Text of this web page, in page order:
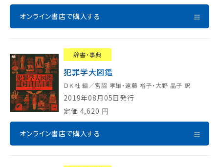
オンライン書店で購入する
辞書・事典
犯罪学大図鑑
ＤＫ社 編／宮脇 孝雄・遠藤 裕子・大野 晶子 訳
2019年08月05日発行
定価 4,620 円
オンライン書店で購入する